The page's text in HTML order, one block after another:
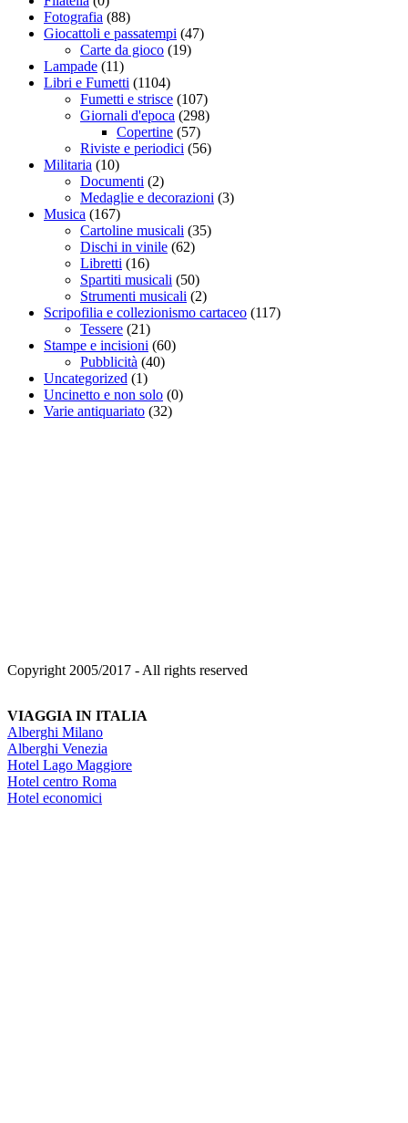
Fotografia (88)
Giocattoli e passatempi (47)
Carte da gioco (19)
Lampade (11)
Libri e Fumetti (1104)
Fumetti e strisce (107)
Giornali d'epoca (298)
Copertine (57)
Riviste e periodici (56)
Militaria (10)
Documenti (2)
Medaglie e decorazioni (3)
Musica (167)
Cartoline musicali (35)
Dischi in vinile (62)
Libretti (16)
Spartiti musicali (50)
Strumenti musicali (2)
Scripofilia e collezionismo cartaceo (117)
Tessere (21)
Stampe e incisioni (60)
Pubblicità (40)
Uncategorized (1)
Uncinetto e non solo (0)
Varie antiquariato (32)
Copyright 2005/2017 - All rights reserved
VIAGGIA IN ITALIA
Alberghi Milano
Alberghi Venezia
Hotel Lago Maggiore
Hotel centro Roma
Hotel economici